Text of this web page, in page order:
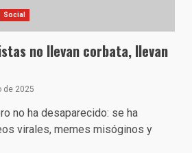
Social
no llevan corbata, llevan
de 2025
no ha desaparecido: se ha
virales, memes misóginos y